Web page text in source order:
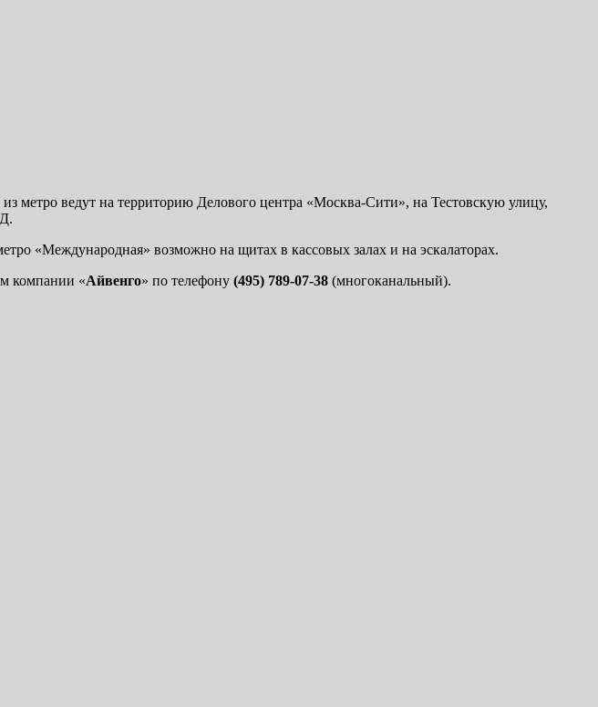
метро ведут на территорию Делового центра «Москва-Сити», на Тестовскую улицу,
«Международная» возможно на щитах в кассовых залах и на эскалаторах.
компании «Айвенго» по телефону (495) 789-07-38 (многоканальный).